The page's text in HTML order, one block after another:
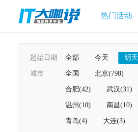
热门活动
起始日期 全部 今天 明天
城市 全国 北京(798)
合肥(42) 武汉(31)
温州(10) 南昌(10)
青岛(4) 大连(3)